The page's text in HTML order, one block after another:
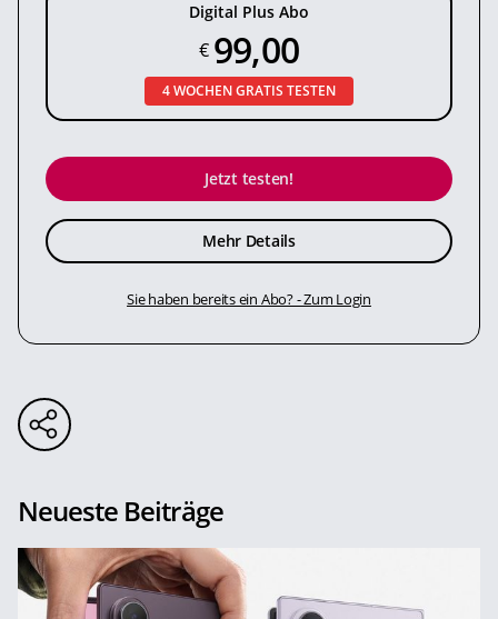
Digital Plus Abo
€ 99,00
4 WOCHEN GRATIS TESTEN
Jetzt testen!
Mehr Details
Sie haben bereits ein Abo? - Zum Login
Neueste Beiträge